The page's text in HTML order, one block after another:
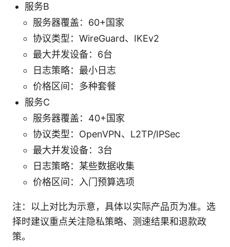
服务B
服务器覆盖：60+国家
协议类型：WireGuard、IKEv2
最大并发设备：6台
日志策略：最小日志
价格区间：多种套餐
服务C
服务器覆盖：40+国家
协议类型：OpenVPN、L2TP/IPSec
最大并发设备：3台
日志策略：某些数据收集
价格区间：入门预算选项
注：以上对比为示意，具体以实际产品页为准。选
择时建议重点关注隐私策略、测速结果和退款政
策。